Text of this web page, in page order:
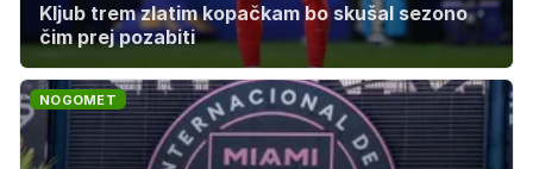
Kljub trem zlatim kopačkam bo skušal sezono
čim prej pozabiti
NOGOMET